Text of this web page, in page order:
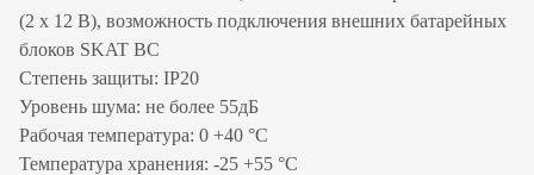
(2 х 12 В), возможность подключения внешних батарейных
блоков SKAT BC
Степень защиты: IP20
Уровень шума: не более 55дБ
Рабочая температура: 0 +40 °C
Температура хранения: -25 +55 °C